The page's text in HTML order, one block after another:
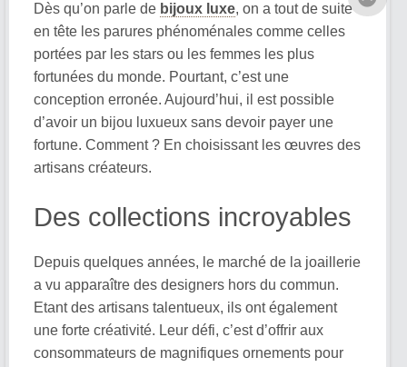
Dès qu’on parle de bijoux luxe, on a tout de suite
en tête les parures phénoménales comme celles
portées par les stars ou les femmes les plus
fortunées du monde. Pourtant, c’est une
conception erronée. Aujourd’hui, il est possible
d’avoir un bijou luxueux sans devoir payer une
fortune. Comment ? En choisissant les œuvres des
artisans créateurs.
Des collections incroyables
Depuis quelques années, le marché de la joaillerie
a vu apparaître des designers hors du commun.
Etant des artisans talentueux, ils ont également
une forte créativité. Leur défi, c’est d’offrir aux
consommateurs de magnifiques ornements pour